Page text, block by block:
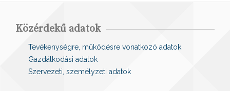
Közérdekű adatok
Tevékenységre, működésre vonatkozó adatok
Gazdálkodási adatok
Szervezeti, személyzeti adatok